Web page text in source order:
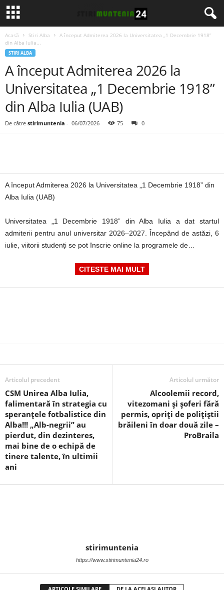
Acasă Stiri Alba
A început Admiterea 2026 la Universitatea „1 Decembrie 1918”
din Alba Iulia...
STIRI ALBA
A început Admiterea 2026 la
Universitatea „1 Decembrie 1918”
din Alba Iulia (UAB)
De către stirimuntenia - 06/07/2026 75 0
A început Admiterea 2026 la Universitatea „1 Decembrie 1918” din
Alba Iulia (UAB)
Universitatea „1 Decembrie 1918” din Alba Iulia a dat startul
admiterii pentru anul universitar 2026–2027. Începând de astăzi, 6
iulie, viitorii studenți se pot înscrie online la programele de…
CITESTE MAI MULT
Articolul precedent
CSM Unirea Alba Iulia,
falimentară în strategia cu
speranțele fotbalistice din
Alba!!! „Alb-negrii” au
pierdut, din dezinteres,
mai bine de o echipă de
tinere talente, în ultimii
ani
Articolul următor
Alcoolemii record,
vitezomani și șoferi fără
permis, opriți de polițiștii
brăileni în doar două zile –
ProBraila
stirimuntenia
https://www.stirimuntenia24.ro